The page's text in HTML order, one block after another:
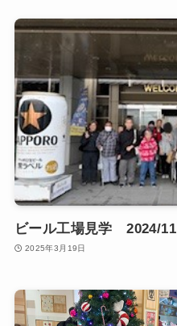
ビール工場見学 2024/11
2025年3月19日